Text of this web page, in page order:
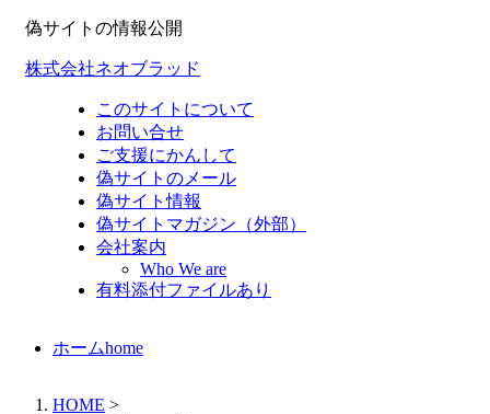
偽サイトの情報公開
株式会社ネオブラッド
このサイトについて
お問い合せ
ご支援にかんして
偽サイトのメール
偽サイト情報
偽サイトマガジン（外部）
会社案内
Who We are
有料添付ファイルあり
ホームhome
HOME >